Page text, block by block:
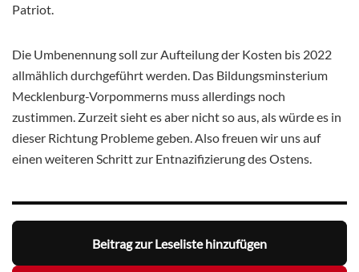
Patriot.
Die Umbenennung soll zur Aufteilung der Kosten bis 2022
allmählich durchgeführt werden. Das Bildungsminsterium
Mecklenburg-Vorpommerns muss allerdings noch
zustimmen. Zurzeit sieht es aber nicht so aus, als würde es in
dieser Richtung Probleme geben. Also freuen wir uns auf
einen weiteren Schritt zur Entnazifizierung des Ostens.
Beitrag zur Leseliste hinzufügen